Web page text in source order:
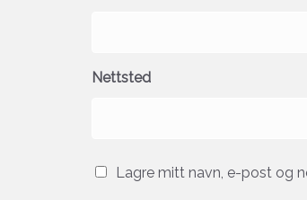
Nettsted
Lagre mitt navn, e-post og